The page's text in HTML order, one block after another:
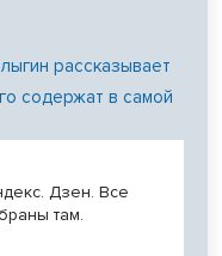
рассказывает
содержат в самой
Дзен. Все
там.